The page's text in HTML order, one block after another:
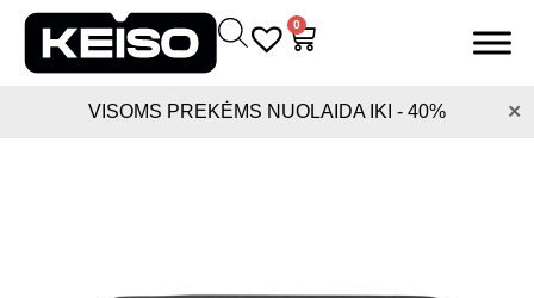
Pereiti
turinio
0
0 Cart
VISOMS PREKĖMS NUOLAIDA IKI - 40% ×